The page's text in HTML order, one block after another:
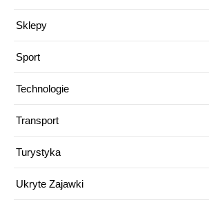
Sklepy
Sport
Technologie
Transport
Turystyka
Ukryte Zajawki